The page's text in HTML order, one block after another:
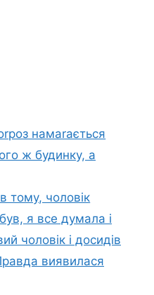
намаrається
ж будинку, а
тому, чоловік
я все думала і
чоловік і досидів
виявилася